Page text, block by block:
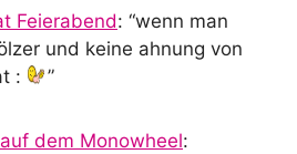
Feierabend: “wenn man
und keine ahnung von
:
”
dem Monowheel: